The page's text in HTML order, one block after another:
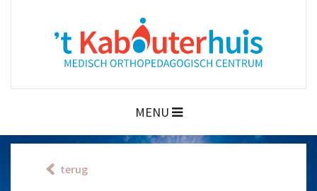
MENU
terug